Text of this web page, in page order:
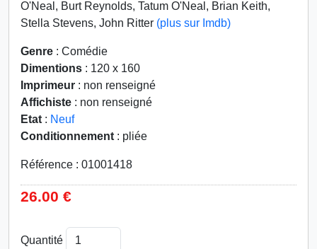
O'Neal, Burt Reynolds, Tatum O'Neal, Brian Keith,
Stella Stevens, John Ritter (plus sur Imdb)
Genre : Comédie
Dimentions : 120 x 160
Imprimeur : non renseigné
Affichiste : non renseigné
Etat : Neuf
Conditionnement : pliée
Référence : 01001418
26.00 €
Quantité